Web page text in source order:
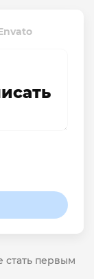
стать первым